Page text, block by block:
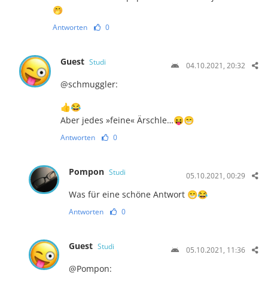
🤭
Antworten 0
Guest Studi 04.10.2021, 20:32
@schmuggler:
👍😂
Aber jedes »feine« Ärschle…😝😁
Antworten 0
Pompon Studi 05.10.2021, 00:29
Was für eine schöne Antwort 😁😂
Antworten 0
Guest Studi 05.10.2021, 11:36
@Pompon: